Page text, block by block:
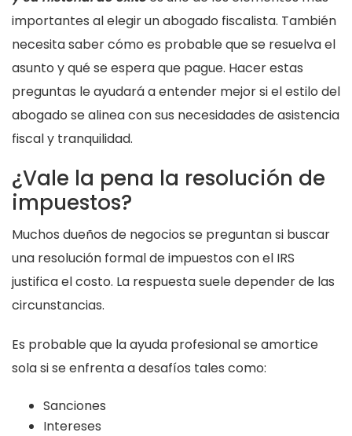
importantes al elegir un abogado fiscalista. También
necesita saber cómo es probable que se resuelva el
asunto y qué se espera que pague. Hacer estas
preguntas le ayudará a entender mejor si el estilo del
abogado se alinea con sus necesidades de asistencia
fiscal y tranquilidad.
¿Vale la pena la resolución de
impuestos?
Muchos dueños de negocios se preguntan si buscar
una resolución formal de impuestos con el IRS
justifica el costo. La respuesta suele depender de las
circunstancias.
Es probable que la ayuda profesional se amortice
sola si se enfrenta a desafíos tales como:
Sanciones
Intereses